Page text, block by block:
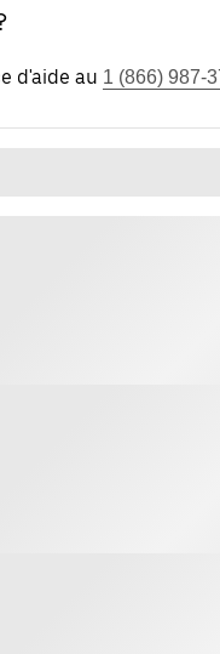
d'aide au 1 (866) 987-